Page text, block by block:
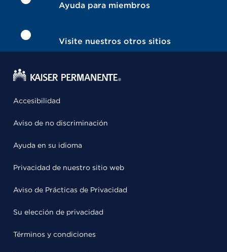
Ayuda para miembros
Visite nuestros otros sitios
Accesibilidad
Aviso de no discriminación
Ayuda en su idioma
Privacidad de nuestro sitio web
Aviso de Prácticas de Privacidad
Su elección de privacidad
Términos y condiciones